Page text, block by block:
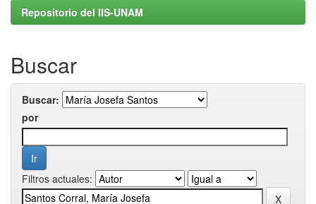
Repositorio del IIS-UNAM
Buscar
Buscar:
por
Filtros actuales: